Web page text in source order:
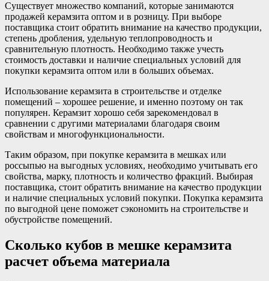
Существует множество компаний, которые занимаются
продажей керамзита оптом и в розницу. При выборе
поставщика стоит обратить внимание на качество продукции,
степень дробления, удельную теплопроводность и
сравнительную плотность. Необходимо также учесть
стоимость доставки и наличие специальных условий для
покупки керамзита оптом или в больших объемах.
Использование керамзита в строительстве и отделке
помещений – хорошее решение, и именно поэтому он так
популярен. Керамзит хорошо себя зарекомендовал в
сравнении с другими материалами благодаря своим
свойствам и многофункциональности.
Таким образом, при покупке керамзита в мешках или
россыпью на выгодных условиях, необходимо учитывать его
свойства, марку, плотность и количество фракций. Выбирая
поставщика, стоит обратить внимание на качество продукции
и наличие специальных условий покупки. Покупка керамзита
по выгодной цене поможет сэкономить на строительстве и
обустройстве помещений.
Сколько кубов в мешке керамзита
расчет объема материала